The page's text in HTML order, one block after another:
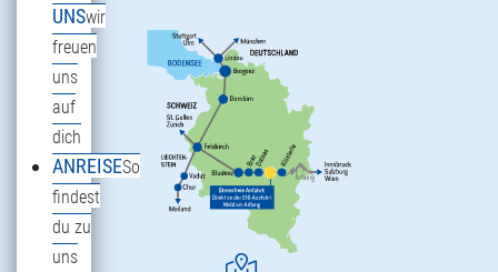
UNSwir
freuen
uns
auf
dich
ANREISESo
findest
du zu
uns